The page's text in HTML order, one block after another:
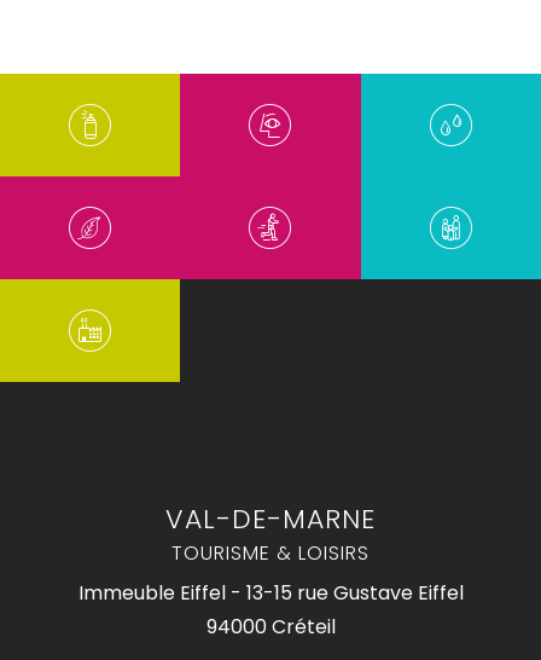
VAL-DE-MARNE
TOURISME & LOISIRS
Immeuble Eiffel - 13-15 rue Gustave Eiffel
94000 Créteil